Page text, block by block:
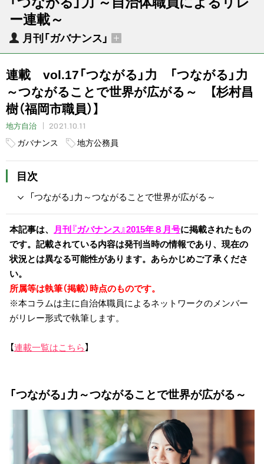
ー連載～
月刊「ガバナンス」
連載 vol.17「つながる」力 「つながる」力
～つながることで世界が広がる～ 【杉村昌
樹（福岡市職員）】
地方自治
2021.10.11
ガバナンス
地方公務員
目次
「つながる」力～つながることで世界が広がる～
本記事は、 月刊『ガバナンス』2015年８月号に掲載されたもの
です。記載されている内容は発刊当時の情報であり、現在の
状況とは異なる可能性があります。あらかじめご了承くださ
い。
所属等は執筆（掲載）時点のものです。
※本コラムは主に自治体職員によるネットワークのメンバー
がリレー形式で執筆します。
【連載一覧はこちら】
「つながる」力～つながることで世界が広がる～